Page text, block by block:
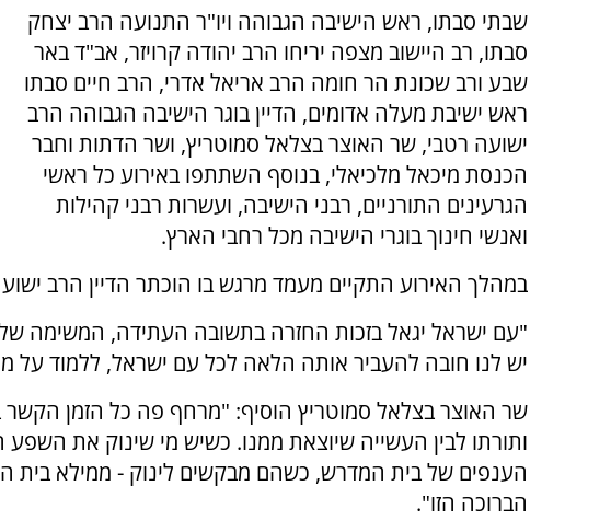
שבתי סבתו, ראש הישיבה הגבוהה ויו"ר התנועה הרב יצחק
סבתו, רב היישוב מצפה יריחו הרב יהודה קרויזר, אב"ד באר
שבע ורב שכונת הר חומה הרב אריאל אדרי, הרב חיים סבתו
ראש ישיבת מעלה אדומים, הדיין בוגר הישיבה הגבוהה הרב
ישועה רטבי, שר האוצר בצלאל סמוטריץ, ושר הדתות וחבר
הכנסת מיכאל מלכיאלי, בנוסף השתתפו באירוע כל ראשי
הגרעינים התורניים, רבני הישיבה, ועשרות רבני קהילות
ואנשי חינוך בוגרי הישיבה מכל רחבי הארץ.
במהלך האירוע התקיים מעמד מרגש בו הוכתר הדיין הרב
"עם ישראל יגאל בזכות החזרה בתשובה העתידה, המשימה
יש לנו חובה להעביר אותה הלאה לכל עם ישראל, ללמוד על
שר האוצר בצלאל סמוטריץ הוסיף: "מרחף פה כל הזמן הקשר
ותורתו לבין העשייה שיוצאת ממנו. כשיש מי שינוק את
הענפים של בית המדרש, כשהם מבקשים לינוק - ממילא בית
הברוכה הזו".